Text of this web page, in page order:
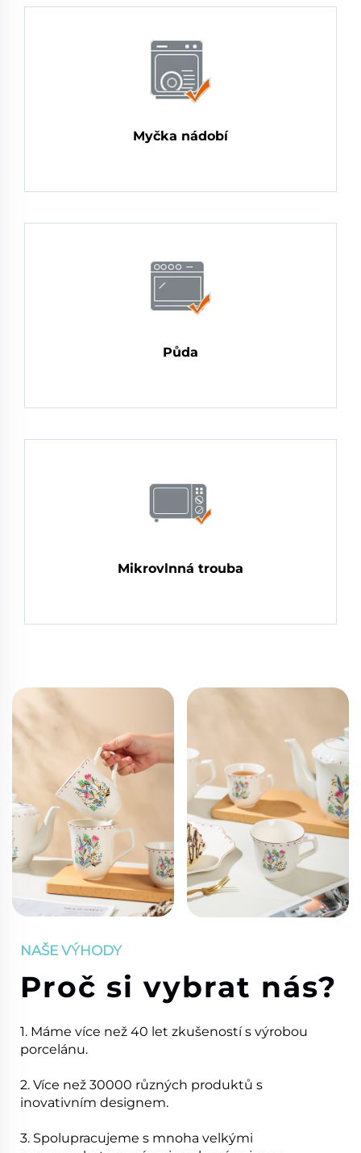
Myčka nádobí
Půda
Mikrovlnná trouba
NAŠE VÝHODY
Proč si vybrat nás?
1. Máme více než 40 let zkušeností s výrobou
porcelánu.
2. Více než 30000 různých produktů s
inovativním designem.
3. Spolupracujeme s mnoha velkými